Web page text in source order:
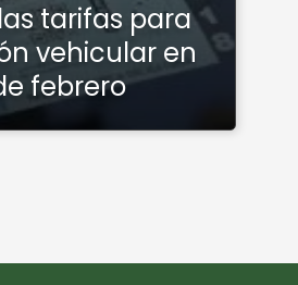
tarifas para
vehicular en
febrero